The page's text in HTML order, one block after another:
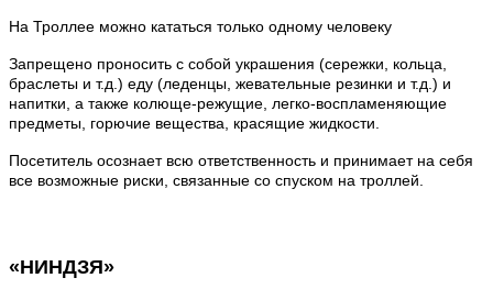
На Троллее можно кататься только одному человеку
Запрещено проносить с собой украшения (сережки, кольца,
браслеты и т.д.) еду (леденцы, жевательные резинки и т.д.) и
напитки, а также колюще-режущие, легко-воспламеняющие
предметы, горючие вещества, красящие жидкости.
Посетитель осознает всю ответственность и принимает на себя
все возможные риски, связанные со спуском на троллей.
«НИНДЗЯ»